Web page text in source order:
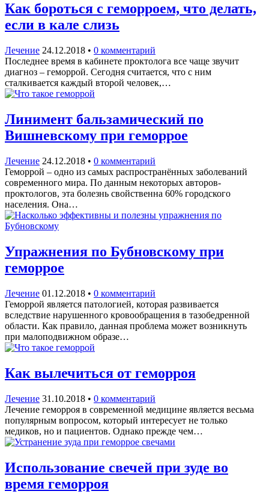
Как бороться с геморроем, что делать,
если в кале слизь
Лечение 24.12.2018 • 0 комментарий
Последнее время в кабинете проктолога все чаще звучит
диагноз – геморрой. Сегодня считается, что с ним
сталкивается каждый второй человек,…
Линимент бальзамический по
Вишневскому при геморрое
Лечение 24.12.2018 • 0 комментарий
Геморрой – одно из самых распространённых заболеваний
современного мира. По данным некоторых авторов-
проктологов, эта болезнь свойственна 60% городского
населения. Она…
Упражнения по Бубновскому при
геморрое
Лечение 01.12.2018 • 0 комментарий
Геморрой является патологией, которая развивается
вследствие нарушенного кровообращения в тазобедренной
области. Как правило, данная проблема может возникнуть
при малоподвижном образе…
Как вылечиться от геморроя
Лечение 31.10.2018 • 0 комментарий
Лечение геморроя в современной медицине является весьма
популярным вопросом, который интересует не только
медиков, но и пациентов. Однако прежде чем…
Использование свечей при зуде во
время геморроя